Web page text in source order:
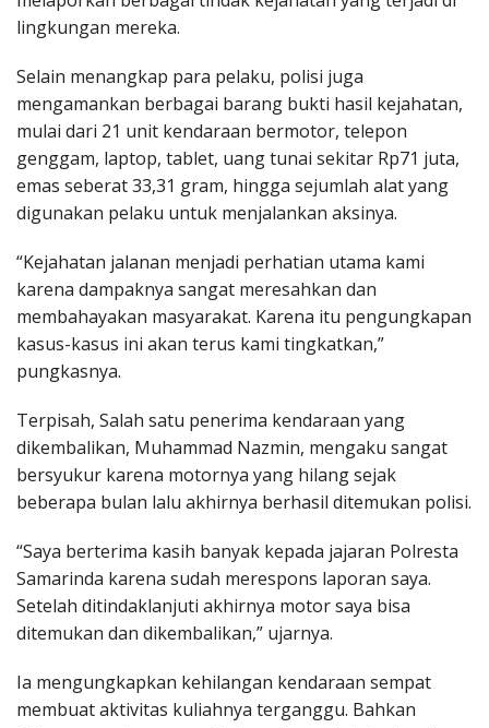
lingkungan mereka.
Selain menangkap para pelaku, polisi juga
mengamankan berbagai barang bukti hasil kejahatan,
mulai dari 21 unit kendaraan bermotor, telepon
genggam, laptop, tablet, uang tunai sekitar Rp71 juta,
emas seberat 33,31 gram, hingga sejumlah alat yang
digunakan pelaku untuk menjalankan aksinya.
“Kejahatan jalanan menjadi perhatian utama kami
karena dampaknya sangat meresahkan dan
membahayakan masyarakat. Karena itu pengungkapan
kasus-kasus ini akan terus kami tingkatkan,”
pungkasnya.
Terpisah, Salah satu penerima kendaraan yang
dikembalikan, Muhammad Nazmin, mengaku sangat
bersyukur karena motornya yang hilang sejak
beberapa bulan lalu akhirnya berhasil ditemukan polisi.
“Saya berterima kasih banyak kepada jajaran Polresta
Samarinda karena sudah merespons laporan saya.
Setelah ditindaklanjuti akhirnya motor saya bisa
ditemukan dan dikembalikan,” ujarnya.
Ia mengungkapkan kehilangan kendaraan sempat
membuat aktivitas kuliahnya terganggu. Bahkan